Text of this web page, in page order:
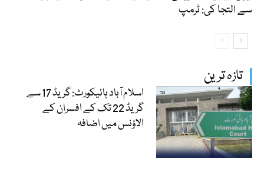
تازہ ترین
اسلام آباد ہائیکورٹ: گریڈ 17 سے
گریڈ 22 تک کے افسران کے
الاؤنس میں اضافہ
سے التجا کی: ٹرمپ